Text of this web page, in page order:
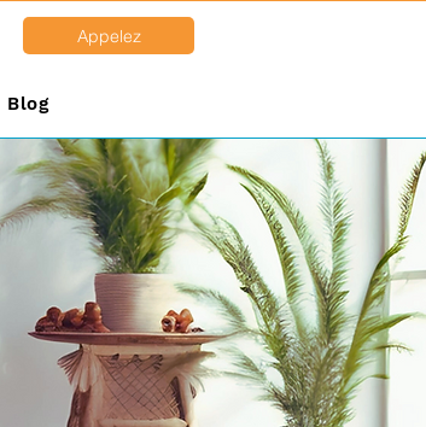
Appelez
Blog